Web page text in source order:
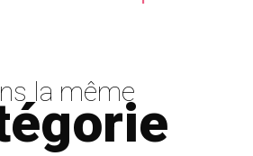
la même